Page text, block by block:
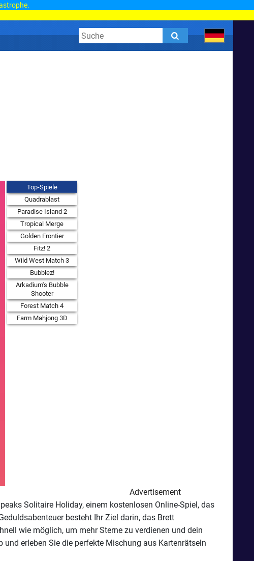
Top-Spiele
Quadrablast
Paradise Island 2
Tropical Merge
Golden Frontier
Fitz! 2
Wild West Match 3
Bubblez!
Arkadium's Bubble
Shooter
Forest Match 4
Farm Mahjong 3D
Advertisement
Solitaire Holiday, einem kostenlosen Online-Spiel, das
besteht Ihr Ziel darin, das Brett
wie möglich, um mehr Sterne zu verdienen und dein
erleben Sie die perfekte Mischung aus Kartenrätseln